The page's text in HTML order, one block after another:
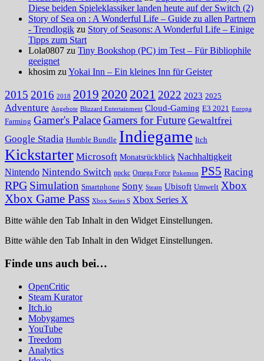
Diese beiden Spieleklassiker landen heute auf der Switch (2)
Story of Sea on : A Wonderful Life – Guide zu allen Partnern
- Trendlogik zu Story of Seasons: A Wonderful Life – Einige
Tipps zum Start
Lola0807 zu Tiny Bookshop (PC) im Test – Für Bibliophile
geeignet
khosim zu Yokai Inn – Ein kleines Inn für Geister
2015 2016 2018 2019 2020 2021 2022 2023 2025
Adventure Angebote Blizzard Entertainment Cloud-Gaming E3 2021 Europa
Farming Gamer's PalaceGamers for Future Gewaltfrei
Google Stadia Humble Bundle Indiegame Itch
Kickstarter Microsoft Monatsrückblick Nachhaltigkeit
Nintendo Nintendo Switch npckc Omega Force Pokemon PS5 Racing
RPG Simulation Smartphone Sony Steam Ubisoft Umwelt Xbox
Xbox Game Pass Xbox Series S Xbox Series X
Bitte wähle den Tab Inhalt in den Widget Einstellungen.
Bitte wähle den Tab Inhalt in den Widget Einstellungen.
Finde uns auch bei…
OpenCritic
Steam Kurator
Itch.io
Mobygames
YouTube
Treedom
Analytics